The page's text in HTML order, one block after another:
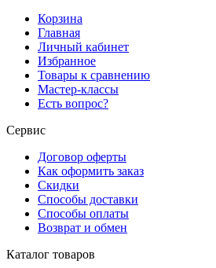
Корзина
Главная
Личный кабинет
Избранное
Товары к сравнению
Мастер-классы
Есть вопрос?
Сервис
Договор оферты
Как оформить заказ
Скидки
Способы доставки
Способы оплаты
Возврат и обмен
Каталог товаров